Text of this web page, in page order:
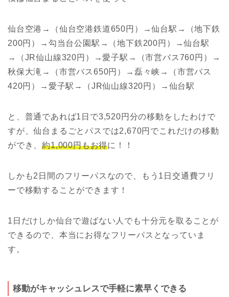
仙台空港→（仙台空港鉄道650円）→仙台駅→（地下鉄
200円）→勾当台公園駅→（地下鉄200円）→仙台駅
→（JR仙山線320円）→愛子駅→（市営バス760円）→
秋保大滝→（市営バス650円）→磊々峡→（市営バス
420円）→愛子駅→（JR仙山線320円）→仙台駅
と、普通であれば1日で3,520円分の移動をしたわけで
すが、仙台まるごとパスでは2,670円でこれだけの移動
ができ、約1,000円もお得に！！
しかも2日間のフリーパスなので、もう1日交通費フリ
ーで移動することができます！
1日だけしか仙台で遊ばない人でも十分元を取ることが
できるので、本当にお得なフリーパスとなっていま
す。
移動がキャッシュレスで手軽に素早くできる